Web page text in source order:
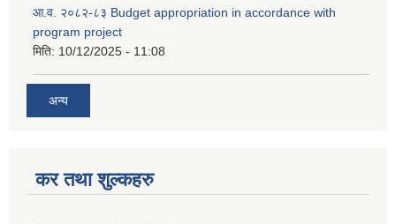
आ.व. २०८२-८३ Budget appropriation in accordance with
program project
मिति: 10/12/2025 - 11:08
अन्य
कर तथा शुल्कहरु